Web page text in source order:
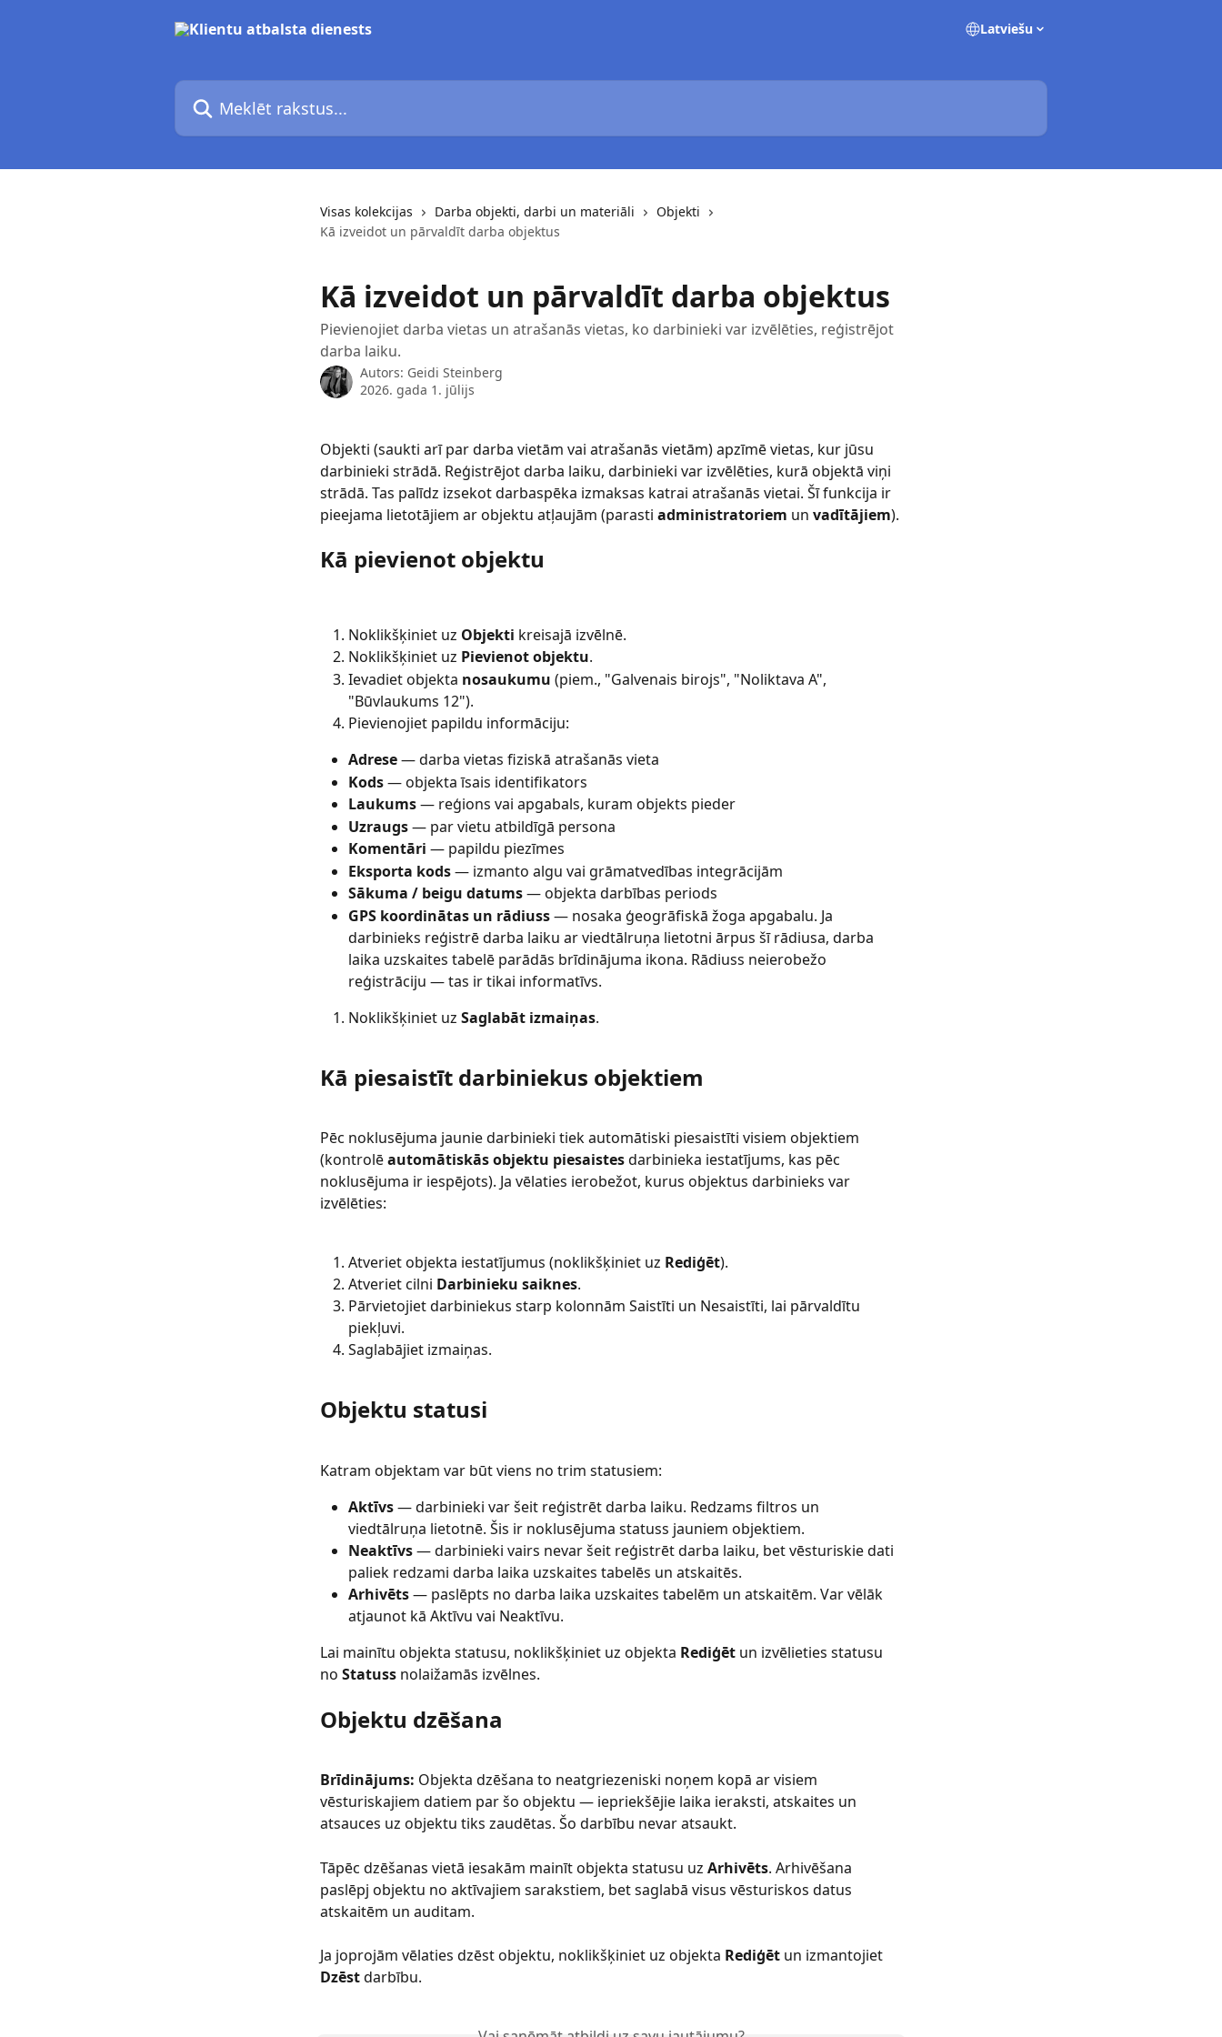
Latviešu
Meklēt rakstus...
Visas kolekcijas Darba objekti, darbi un materiāli
Objekti
Kā izveidot un pārvaldīt darba objektus
Kā izveidot un pārvaldīt darba objektus
Pievienojiet darba vietas un atrašanās vietas, ko darbinieki var izvēlēties, reģistrējot
darba laiku.
Autors: Geidi Steinberg
2026. gada 1. jūlijs
Objekti (saukti arī par darba vietām vai atrašanās vietām) apzīmē vietas, kur jūsu
darbinieki strādā. Reģistrējot darba laiku, darbinieki var izvēlēties, kurā objektā viņi
strādā. Tas palīdz izsekot darbaspēka izmaksas katrai atrašanās vietai. Šī funkcija ir
pieejama lietotājiem ar objektu atļaujām (parasti administratoriem un vadītājiem).
Kā pievienot objektu
Noklikšķiniet uz Objekti kreisajā izvēlnē.
Noklikšķiniet uz Pievienot objektu.
Ievadiet objekta nosaukumu (piem., "Galvenais birojs", "Noliktava A",
"Būvlaukums 12").
Pievienojiet papildu informāciju:
Adrese — darba vietas fiziskā atrašanās vieta
Kods — objekta īsais identifikators
Laukums — reģions vai apgabals, kuram objekts pieder
Uzraugs — par vietu atbildīgā persona
Komentāri — papildu piezīmes
Eksporta kods — izmanto algu vai grāmatvedības integrācijām
Sākuma / beigu datums — objekta darbības periods
GPS koordinātas un rādiuss — nosaka ģeogrāfiskā žoga apgabalu. Ja
darbinieks reģistrē darba laiku ar viedtālruņa lietotni ārpus šī rādiusa, darba
laika uzskaites tabelē parādās brīdinājuma ikona. Rādiuss neierobežo
reģistrāciju — tas ir tikai informatīvs.
Noklikšķiniet uz Saglabāt izmaiņas.
Kā piesaistīt darbiniekus objektiem
Pēc noklusējuma jaunie darbinieki tiek automātiski piesaistīti visiem objektiem
(kontrolē automātiskās objektu piesaistes darbinieka iestatījums, kas pēc
noklusējuma ir iespējots). Ja vēlaties ierobežot, kurus objektus darbinieks var
izvēlēties:
Atveriet objekta iestatījumus (noklikšķiniet uz Rediģēt).
Atveriet cilni Darbinieku saiknes.
Pārvietojiet darbiniekus starp kolonnām Saistīti un Nesaistīti, lai pārvaldītu
piekļuvi.
Saglabājiet izmaiņas.
Objektu statusi
Katram objektam var būt viens no trim statusiem:
Aktīvs — darbinieki var šeit reģistrēt darba laiku. Redzams filtros un
viedtālruņa lietotnē. Šis ir noklusējuma statuss jauniem objektiem.
Neaktīvs — darbinieki vairs nevar šeit reģistrēt darba laiku, bet vēsturiskie dati
paliek redzami darba laika uzskaites tabelēs un atskaitēs.
Arhivēts — paslēpts no darba laika uzskaites tabelēm un atskaitēm. Var vēlāk
atjaunot kā Aktīvu vai Neaktīvu.
Lai mainītu objekta statusu, noklikšķiniet uz objekta Rediģēt un izvēlieties statusu
no Statuss nolaižamās izvēlnes.
Objektu dzēšana
Brīdinājums: Objekta dzēšana to neatgriezeniski noņem kopā ar visiem
vēsturiskajiem datiem par šo objektu — iepriekšējie laika ieraksti, atskaites un
atsauces uz objektu tiks zaudētas. Šo darbību nevar atsaukt.
Tāpēc dzēšanas vietā iesakām mainīt objekta statusu uz Arhivēts. Arhivēšana
paslēpj objektu no aktīvajiem sarakstiem, bet saglabā visus vēsturiskos datus
atskaitēm un auditam.
Ja joprojām vēlaties dzēst objektu, noklikšķiniet uz objekta Rediģēt un izmantojiet
Dzēst darbību.